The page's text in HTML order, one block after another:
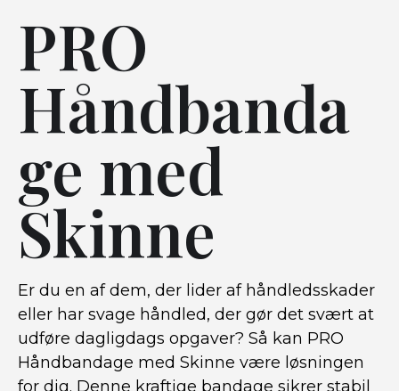
PRO
Håndbanda
ge med
Skinne
Er du en af ​​dem, der lider af håndledsskader
eller har svage håndled, der gør det svært at
udføre dagligdags opgaver? Så kan PRO
Håndbandage med Skinne være løsningen
for dig. Denne kraftige bandage sikrer stabil